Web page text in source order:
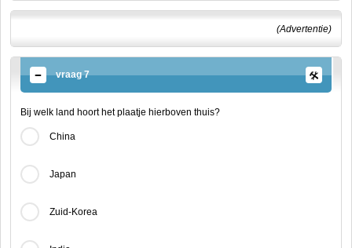
(Advertentie)
vraag 7
Bij welk land hoort het plaatje hierboven thuis?
China
Japan
Zuid-Korea